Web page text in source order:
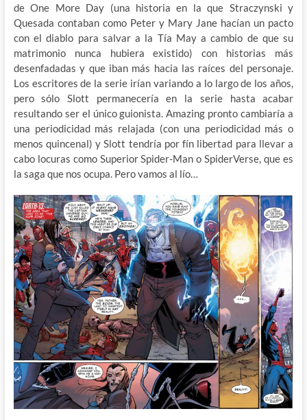
de One More Day (una historia en la que Straczynski y
Quesada contaban como Peter y Mary Jane hacían un pacto
con el diablo para salvar a la Tía May a cambio de que su
matrimonio nunca hubiera existido) con historias más
desenfadadas y que iban más hacia las raíces del personaje.
Los escritores de la serie irían variando a lo largo de los años,
pero sólo Slott permanecería en la serie hasta acabar
resultando ser el único guionista. Amazing pronto cambiaría a
una periodicidad más relajada (con una periodicidad más o
menos quincenal) y Slott tendría por fín libertad para llevar a
cabo locuras como Superior Spider-Man o SpiderVerse, que es
la saga que nos ocupa. Pero vamos al lío…